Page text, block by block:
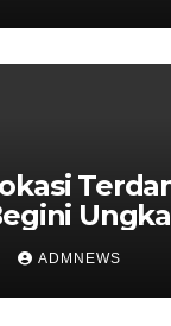
ADMNEWS